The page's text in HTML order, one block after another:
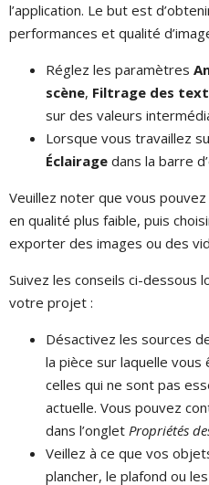
l’application. Le but est
performances et qualité
Réglez les paramètres
scène, Filtrage des
sur des valeurs
Lorsque vous travaillez
Éclairage dans la barre
Veuillez noter que vous
en qualité plus faible, puis
exporter des images ou des
Suivez les conseils ci-dessous
votre projet :
Désactivez les sources
la pièce sur laquelle
celles qui ne sont pas
actuelle. Vous pouvez
dans l’onglet Propriétés
Veillez à ce que vos
plancher, le plafond ou